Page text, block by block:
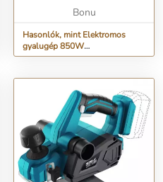
Bonu
Hasonlók, mint Elektromos
gyalugép 850W
teljesítménnyel, 59G678